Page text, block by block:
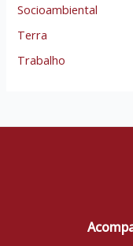
Socioambiental
Terra
Trabalho